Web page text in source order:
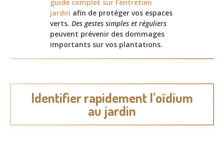
guide complet sur l’entretien
jardin afin de protéger vos espaces
verts. Des gestes simples et réguliers
peuvent prévenir des dommages
importants sur vos plantations.
Identifier rapidement l’oïdium
au jardin